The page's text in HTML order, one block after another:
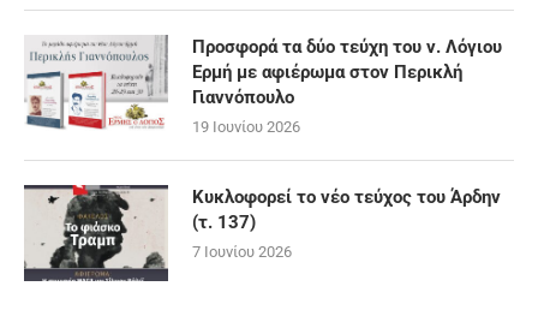
Προσφορά τα δύο τεύχη του ν. Λόγιου
Ερμή με αφιέρωμα στον Περικλή
Γιαννόπουλο
19 Ιουνίου 2026
Κυκλοφορεί το νέο τεύχος του Άρδην
(τ. 137)
7 Ιουνίου 2026